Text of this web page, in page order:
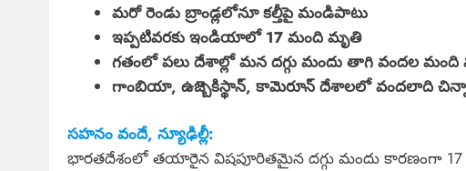
మరో రెండు బ్రాండ్లలోనూ కల్తీపై మండిపాటు
ఇప్పటివరకు ఇండియాలో 17 మంది మృతి
గతంలో పలు దేశాల్లో మన దగ్గు మందు తాగి వందల మంది
గాంబియా, ఉజ్బెకిస్థాన్, కామెరూన్ దేశాలలో వందలాది
సహనం వందే, న్యూఢిల్లీ:
భారతదేశంలో తయారైన విషపూరితమైన దగ్గు మందు కారణంగా 17